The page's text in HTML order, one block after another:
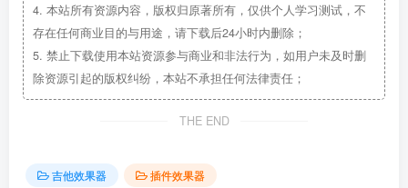
4. 本站所有资源内容，版权归原著所有，仅供个人学习测试，不
存在任何商业目的与用途，请下载后24小时内删除；
5. 禁止下载使用本站资源参与商业和非法行为，如用户未及时删
除资源引起的版权纠纷，本站不承担任何法律责任；
THE END
吉他效果器 插件效果器